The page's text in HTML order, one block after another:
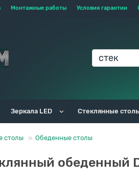
Монтажные работы Условия гарантии
Зеркала LED Стеклянные
столы Обеденные столы
обеденный